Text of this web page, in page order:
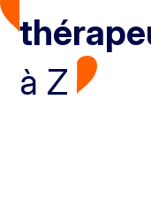
à Z